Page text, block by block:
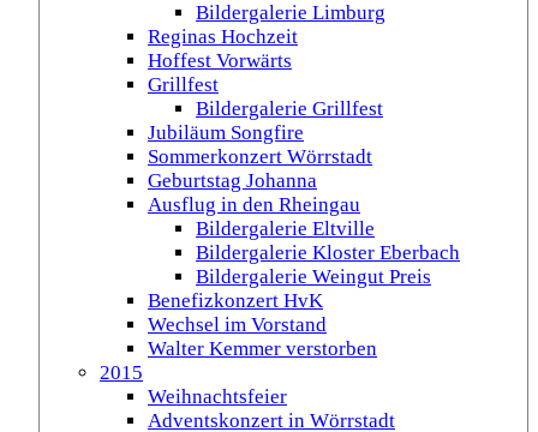
Bildergalerie Limburg
Reginas Hochzeit
Hoffest Vorwärts
Grillfest
Bildergalerie Grillfest
Jubiläum Songfire
Sommerkonzert Wörrstadt
Geburtstag Johanna
Ausflug in den Rheingau
Bildergalerie Eltville
Bildergalerie Kloster Eberbach
Bildergalerie Weingut Preis
Benefizkonzert HvK
Wechsel im Vorstand
Walter Kemmer verstorben
2015
Weihnachtsfeier
Adventskonzert in Wörrstadt